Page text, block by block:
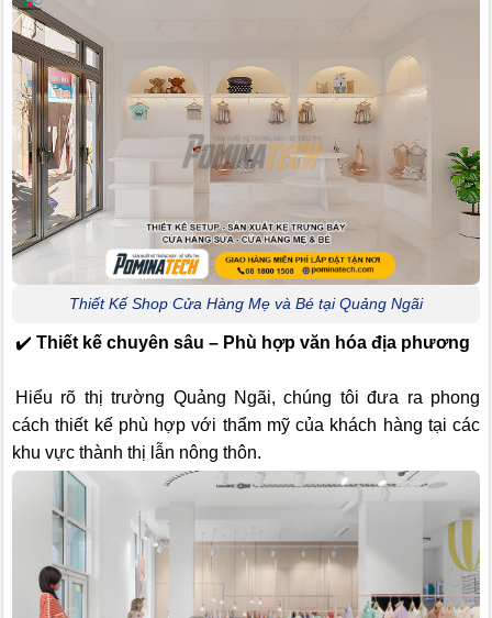
Thiết Kế Shop Cửa Hàng Mẹ và Bé tại Quảng Ngãi
✔️ Thiết kế chuyên sâu – Phù hợp văn hóa địa phương
Hiểu rõ thị trường Quảng Ngãi, chúng tôi đưa ra phong
cách thiết kế phù hợp với thẩm mỹ của khách hàng tại các
khu vực thành thị lẫn nông thôn.